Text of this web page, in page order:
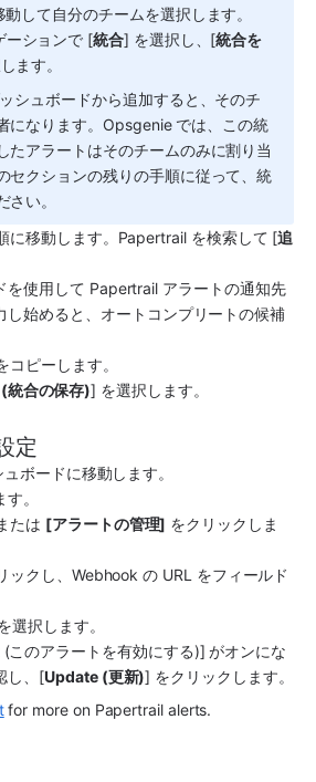
動して自分のチームを選択します。
ーションで [統合] を選択し、[統合を
ます。
シュボードから追加すると、そのチ
になります。Opsgenie では、この統
たアラートはそのチームのみに割り当
セクションの残りの手順に従って、統
い。
に移動します。 Papertrail を検索して [追
を使用して Papertrail アラートの通知先
し始めると、オートコンプリートの候補
ピーします。
合の保存)] を選択します。
定
ボードに移動します。
。
たは [アラートの管理] をクリックしま
クし、Webhook の URL をフィールド
選択します。
のアラートを有効にする)] がオンにな
し、[Update (更新)] をクリックします。
for more on Papertrail alerts.